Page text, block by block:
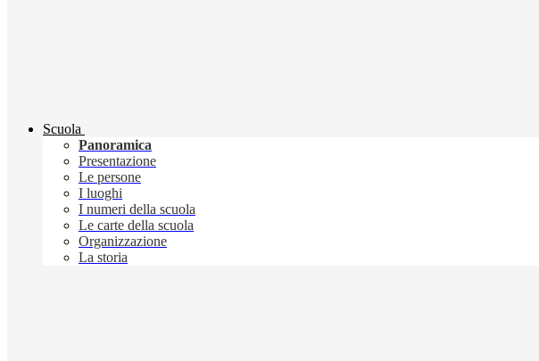
Scuola
Panoramica
Presentazione
Le persone
I luoghi
I numeri della scuola
Le carte della scuola
Organizzazione
La storia